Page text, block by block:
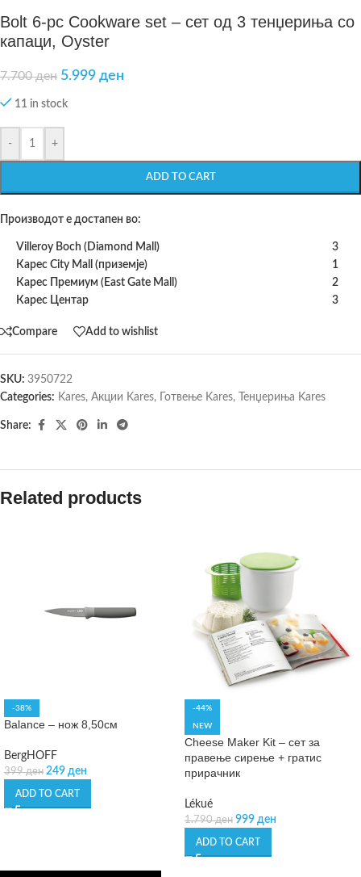
Bolt 6-pc Cookware set – сет од 3 тенџериња со
капаци, Oyster
7.700ден 5.999 ден
11 in stock
- +
ADD TO CART
Производот е достапен во:
Villeroy Boch (Diamond Mall)
3
Карес City Mall (приземје)
1
Карес Премиум (East Gate Mall)
2
Карес Центар
3
Compare Add to wishlist
SKU: 3950722
Categories: Kares, Акции Kares, Готвење Kares, Тенџериња Kares
Share:
Related products
-38%
Balance – нож 8,50см
BergHOFF
399ден 249 ден
ADD TO CART
-44%
NEW
Cheese Maker Kit – сет за
правење сирење + гратис
прирачник
Lékué
1.790ден 999 ден
ADD TO CART